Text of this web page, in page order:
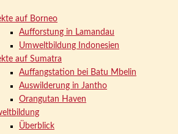
auf Borneo
Aufforstung in Lamandau
Umweltbildung Indonesien
auf Sumatra
Auffangstation bei Batu Mbelin
Auswilderung in Jantho
Orangutan Haven
Überblick